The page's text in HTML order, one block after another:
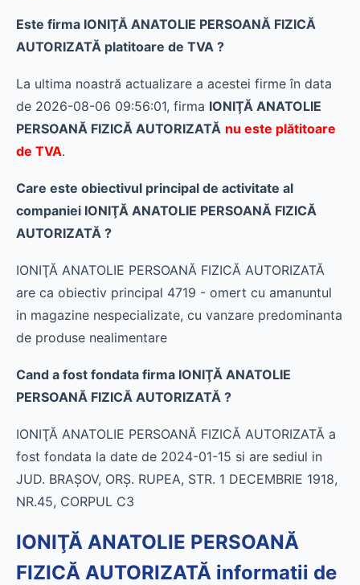
Este firma IONIŢĂ ANATOLIE PERSOANĂ FIZICĂ
AUTORIZATĂ platitoare de TVA ?
La ultima noastră actualizare a acestei firme în data
de 2026-08-06 09:56:01, firma IONIŢĂ ANATOLIE
PERSOANĂ FIZICĂ AUTORIZATĂ nu este plătitoare
de TVA.
Care este obiectivul principal de activitate al
companiei IONIŢĂ ANATOLIE PERSOANĂ FIZICĂ
AUTORIZATĂ ?
IONIŢĂ ANATOLIE PERSOANĂ FIZICĂ AUTORIZATĂ
are ca obiectiv principal 4719 - omert cu amanuntul
in magazine nespecializate, cu vanzare predominanta
de produse nealimentare
Cand a fost fondata firma IONIŢĂ ANATOLIE
PERSOANĂ FIZICĂ AUTORIZATĂ ?
IONIŢĂ ANATOLIE PERSOANĂ FIZICĂ AUTORIZATĂ a
fost fondata la date de 2024-01-15 si are sediul in
JUD. BRAŞOV, ORŞ. RUPEA, STR. 1 DECEMBRIE 1918,
NR.45, CORPUL C3
IONIŢĂ ANATOLIE PERSOANĂ
FIZICĂ AUTORIZATĂ informatii de